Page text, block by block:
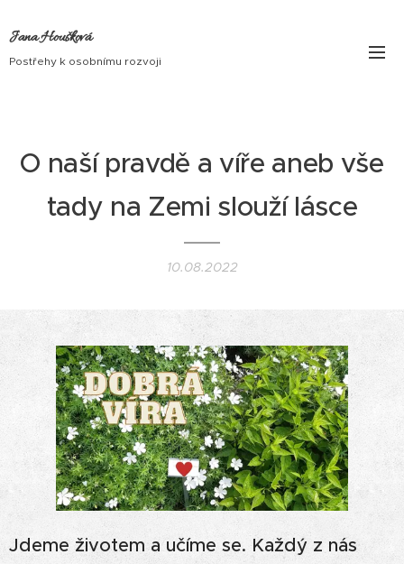
Jana Houšková
Postřehy k osobnímu rozvoji
O naší pravdě a víře aneb vše
tady na Zemi slouží lásce
10.08.2022
Jdeme životem a učíme se. Každý z nás